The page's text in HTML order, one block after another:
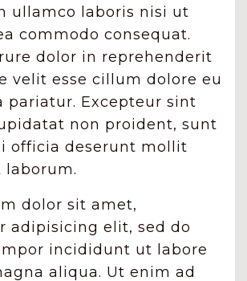
ullamco laboris nisi ut
commodo consequat.
dolor in reprehenderit
velit esse cillum dolore eu
pariatur. Excepteur sint
non proident, sunt
officia deserunt mollit
laborum.
dolor sit amet,
adipisicing elit, sed do
incididunt ut labore
aliqua. Ut enim ad